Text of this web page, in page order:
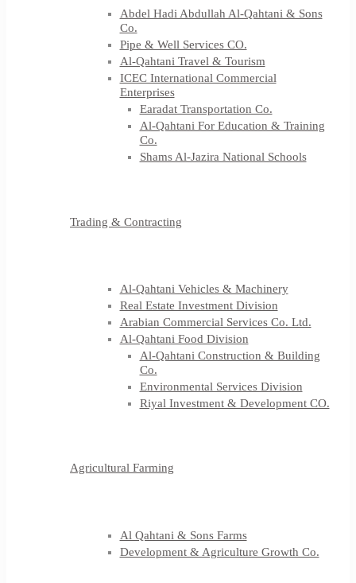
Abdel Hadi Abdullah Al-Qahtani & Sons
Co.
Pipe & Well Services CO.
Al-Qahtani Travel & Tourism
ICEC International Commercial
Enterprises
Earadat Transportation Co.
Al-Qahtani For Education & Training
Co.
Shams Al-Jazira National Schools
Trading & Contracting
Al-Qahtani Vehicles & Machinery
Real Estate Investment Division
Arabian Commercial Services Co. Ltd.
Al-Qahtani Food Division
Al-Qahtani Construction & Building
Co.
Environmental Services Division
Riyal Investment & Development CO.
Agricultural Farming
Al Qahtani & Sons Farms
Development & Agriculture Growth Co.